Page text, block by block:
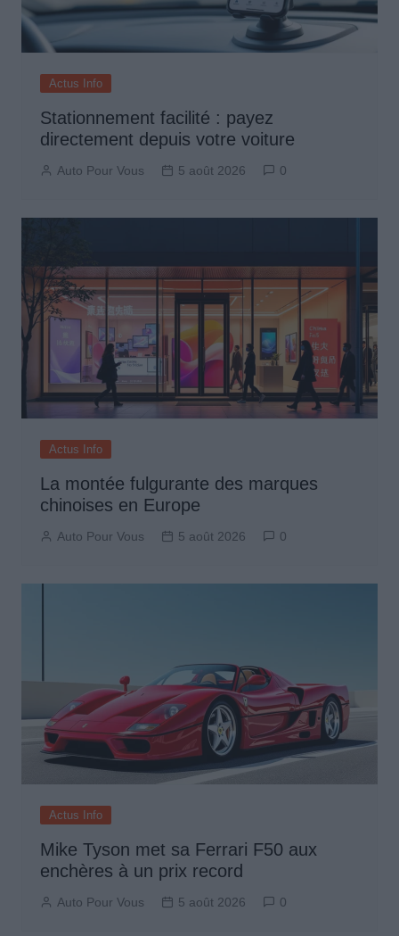
Actus Info
Stationnement facilité : payez
directement depuis votre voiture
Auto Pour Vous 5 août 2026 0
Actus Info
La montée fulgurante des marques
chinoises en Europe
Auto Pour Vous 5 août 2026 0
Actus Info
Mike Tyson met sa Ferrari F50 aux
enchères à un prix record
Auto Pour Vous 5 août 2026 0